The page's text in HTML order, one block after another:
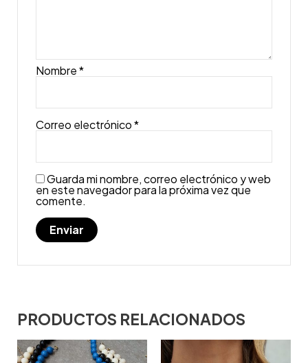
Nombre*
Correo electrónico*
Guarda mi nombre, correo electrónico y web
en este navegador para la próxima vez que
comente.
PRODUCTOS RELACIONADOS